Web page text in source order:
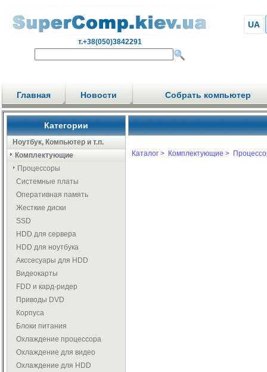
т.+38(050)3842291
UA
Главная Новости Собрать компьютер
Категории
Ноутбук, Компьютер и т.п.
Комплектующие
Процессоры
Системные платы
Оперативная память
Жесткие диски
SSD
HDD для сервера
HDD для ноутбука
Акссесуары для HDD
Видеокарты
FDD и кард-ридер
Приводы DVD
Корпуса
Блоки питания
Охлаждение процессора
Охлаждение для видео
Охлаждение для HDD
Каталог > Комплектующие >